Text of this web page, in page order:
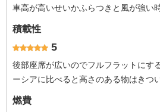
車高が高いせいかふらつきと風が強い
積載性
5
後部座席が広いのでフルフラットにす
ーシアに比べると高さのある物はきつ
燃費